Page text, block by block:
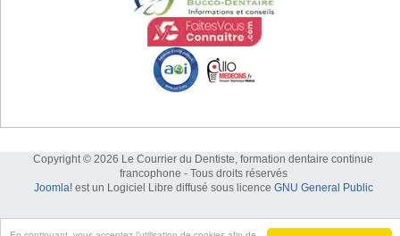
Copyright © 2026 Le Courrier du Dentiste, formation dentaire continue
francophone - Tous droits réservés
Joomla!est un Logiciel Libre diffusé sous licence GNU General Public